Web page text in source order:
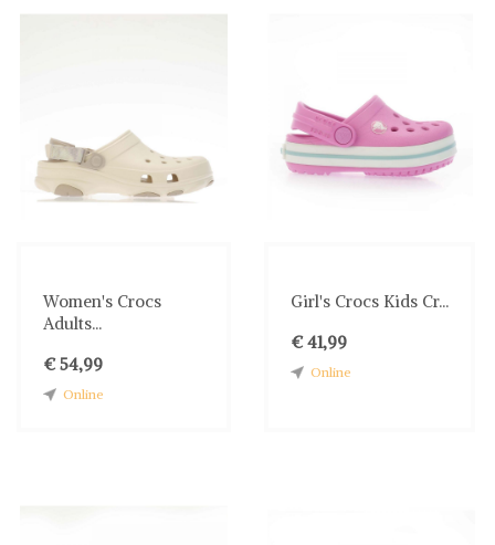
Women's Crocs
Adults...
€ 54,99
Online
Girl's Crocs Kids Cr...
€ 41,99
Online